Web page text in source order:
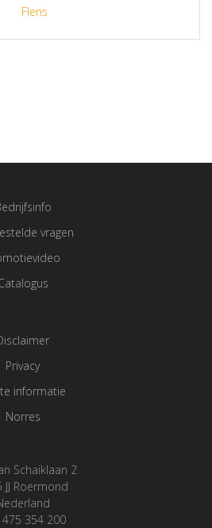
Flens
vragen
Privacy
informatie
Norres
Schaiklaan 2
JJ Roermond
354 200